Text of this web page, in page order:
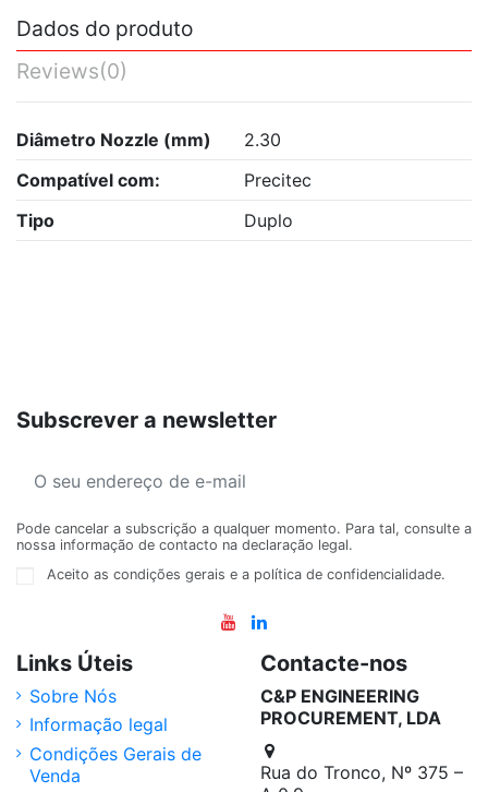
Dados do produto
Reviews(0)
Diâmetro Nozzle (mm)
2.30
Compatível com:
Precitec
Tipo
Duplo
Subscrever a newsletter
Pode cancelar a subscrição a qualquer momento. Para tal, consulte a
nossa informação de contacto na declaração legal.
Aceito as condições gerais e a política de confidencialidade.
Links Úteis
Sobre Nós
Informação legal
Condições Gerais de
Venda
Contacte-nos
C&P ENGINEERING
PROCUREMENT, LDA
Rua do Tronco, Nº 375 –